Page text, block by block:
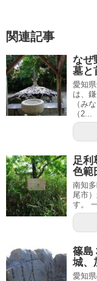
関連記事
なぜ
墓と
愛知
は、
（み
（2...
足利
色範
南知
尾市
す。
篠島
城、
愛知